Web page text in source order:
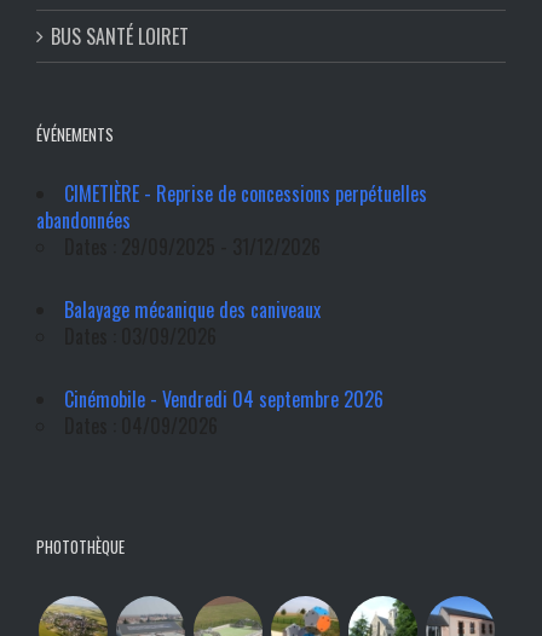
BUS SANTÉ LOIRET
ÉVÉNEMENTS
CIMETIÈRE - Reprise de concessions perpétuelles
abandonnées
Balayage mécanique des caniveaux
Cinémobile - Vendredi 04 septembre 2026
PHOTOTHÈQUE